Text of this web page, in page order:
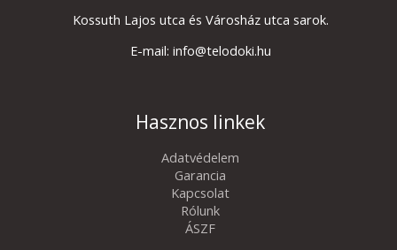
Kossuth Lajos utca és Városház utca sarok.
E-mail: info@telodoki.hu
Hasznos linkek
Adatvédelem
Garancia
Kapcsolat
Rólunk
ÁSZF